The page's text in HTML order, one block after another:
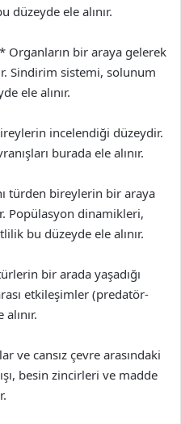
düzeyde ele alınır.
bir araya gelerek
Sindirim sistemi, solunum
ele alınır.
incelendiği düzeydir.
burada ele alınır.
türden bireylerin bir araya
Popülasyon dinamikleri,
bu düzeyde ele alınır.
bir arada yaşadığı
etkileşimler (predatör-
ve cansız çevre arasındaki
besin zincirleri ve madde